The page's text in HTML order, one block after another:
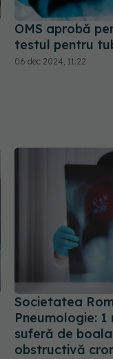
OMS aprobă
testul pentru
06 dec 2024, 11:22
Societatea
Pneumologie: 1
suferă de
obstructivă